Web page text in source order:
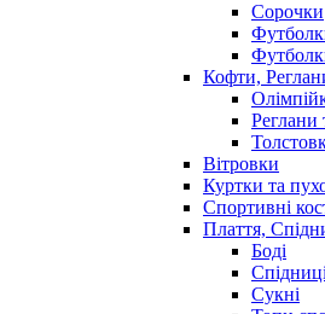
Сорочки
Кофти,
Реглани
Вітровки
Куртки та
Спортивні
Плаття,
Боді
Спідниці
Сукні